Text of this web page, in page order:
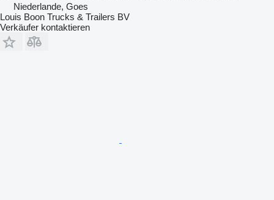
Niederlande, Goes
Louis Boon Trucks & Trailers BV
Verkäufer kontaktieren